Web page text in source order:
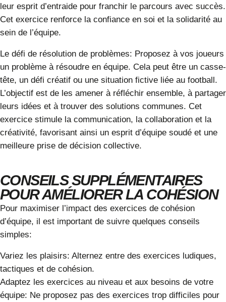
leur esprit d’entraide pour franchir le parcours avec succès.
Cet exercice renforce la confiance en soi et la solidarité au
sein de l’équipe.
Le défi de résolution de problèmes: Proposez à vos joueurs
un problème à résoudre en équipe. Cela peut être un casse-
tête, un défi créatif ou une situation fictive liée au football.
L’objectif est de les amener à réfléchir ensemble, à partager
leurs idées et à trouver des solutions communes. Cet
exercice stimule la communication, la collaboration et la
créativité, favorisant ainsi un esprit d’équipe soudé et une
meilleure prise de décision collective.
CONSEILS SUPPLÉMENTAIRES
POUR AMÉLIORER LA COHÉSION
Pour maximiser l’impact des exercices de cohésion
d’équipe, il est important de suivre quelques conseils
simples:
Variez les plaisirs: Alternez entre des exercices ludiques,
tactiques et de cohésion.
Adaptez les exercices au niveau et aux besoins de votre
équipe: Ne proposez pas des exercices trop difficiles pour